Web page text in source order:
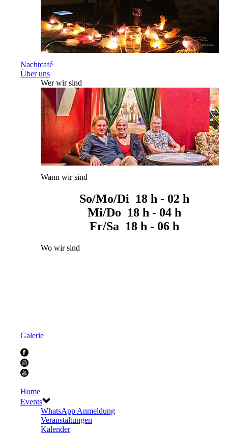
Nachtcafé
Über uns
Wer wir sind
Wann wir sind
So/Mo/Di 18 h - 02 h
Mi/Do 18 h - 04 h
Fr/Sa 18 h - 06 h
Wo wir sind
Galerie
Home
Events
WhatsApp Anmeldung
Veranstaltungen
Kalender